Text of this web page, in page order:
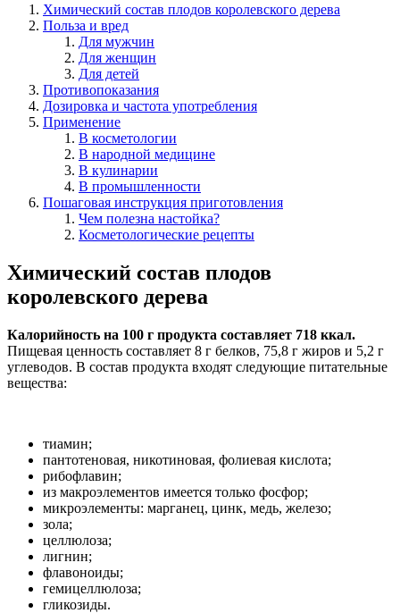
Химический состав плодов королевского дерева
Польза и вред
Для мужчин
Для женщин
Для детей
Противопоказания
Дозировка и частота употребления
Применение
В косметологии
В народной медицине
В кулинарии
В промышленности
Пошаговая инструкция приготовления
Чем полезна настойка?
Косметологические рецепты
Химический состав плодов
королевского дерева
Калорийность на 100 г продукта составляет 718 ккал.
Пищевая ценность составляет 8 г белков, 75,8 г жиров и 5,2 г
углеводов. В состав продукта входят следующие питательные
вещества:
тиамин;
пантотеновая, никотиновая, фолиевая кислота;
рибофлавин;
из макроэлементов имеется только фосфор;
микроэлементы: марганец, цинк, медь, железо;
зола;
целлюлоза;
лигнин;
флавоноиды;
гемицеллюлоза;
гликозиды.